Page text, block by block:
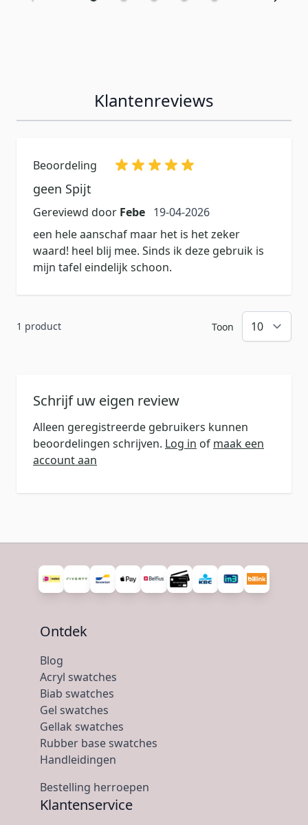
Klantenreviews
Beoordeling
geen Spijt
Gereviewd door Febe 19 april 2026
19-04-2026
een hele aanschaf maar het is het zeker
waard! heel blij mee. Sinds ik deze gebruik is
mijn tafel eindelijk schoon.
1 product Toon
Schrijf uw eigen review
Alleen geregistreerde gebruikers kunnen
beoordelingen schrijven. Log in of maak een
account aan
Ontdek
Blog
Acryl swatches
Biab swatches
Gel swatches
Gellak swatches
Rubber base swatches
Handleidingen
Bestelling herroepen
Klantenservice